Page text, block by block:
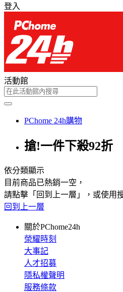
登入
活動館
PChome 24h購物
搶!一件下殺92折
依分類顯示
目前商品已熱銷一空，
請點擊「回到上一層」，或使用
回到上一層
關於PChome24h
榮耀時刻
大事記
人才招募
隱私權聲明
服務條款